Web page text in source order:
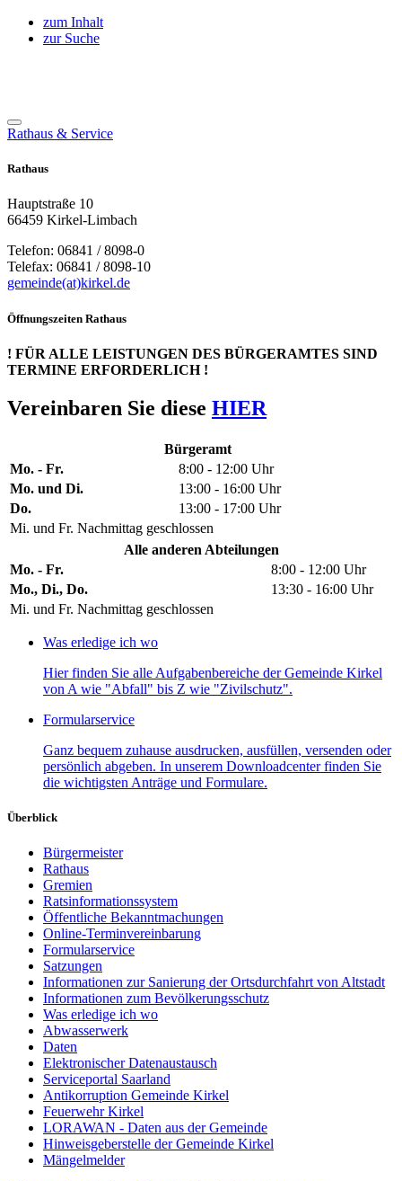
zum Inhalt
zur Suche
Rathaus & Service
Rathaus
Hauptstraße 10
66459 Kirkel-Limbach
Telefon: 06841 / 8098-0
Telefax: 06841 / 8098-10
gemeinde(at)kirkel.de
Öffnungszeiten Rathaus
! FÜR ALLE LEISTUNGEN DES BÜRGERAMTES SIND
TERMINE ERFORDERLICH !
Vereinbaren Sie diese HIER
Bürgeramt
Mo. - Fr.
8:00 - 12:00 Uhr
Mo. und Di.
13:00 - 16:00 Uhr
Do.
13:00 - 17:00 Uhr
Mi. und Fr. Nachmittag geschlossen
Alle anderen Abteilungen
Mo. - Fr.
8:00 - 12:00 Uhr
Mo., Di., Do.
13:30 - 16:00 Uhr
Mi. und Fr. Nachmittag geschlossen
Was erledige ich wo
Hier finden Sie alle Aufgabenbereiche der Gemeinde Kirkel
von A wie "Abfall" bis Z wie "Zivilschutz".
Formularservice
Ganz bequem zuhause ausdrucken, ausfüllen, versenden oder
persönlich abgeben. In unserem Downloadcenter finden Sie
die wichtigsten Anträge und Formulare.
Überblick
Bürgermeister
Rathaus
Gremien
Ratsinformationssystem
Öffentliche Bekanntmachungen
Online-Terminvereinbarung
Formularservice
Satzungen
Informationen zur Sanierung der Ortsdurchfahrt von Altstadt
Informationen zum Bevölkerungsschutz
Was erledige ich wo
Abwasserwerk
Daten
Elektronischer Datenaustausch
Serviceportal Saarland
Antikorruption Gemeinde Kirkel
Feuerwehr Kirkel
LORAWAN - Daten aus der Gemeinde
Hinweisgeberstelle der Gemeinde Kirkel
Mängelmelder